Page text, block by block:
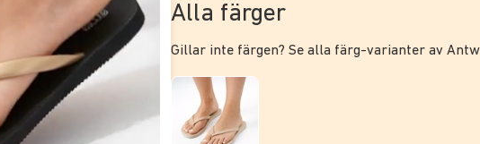
Alla färger
Gillar inte färgen? Se alla färg-varianter av